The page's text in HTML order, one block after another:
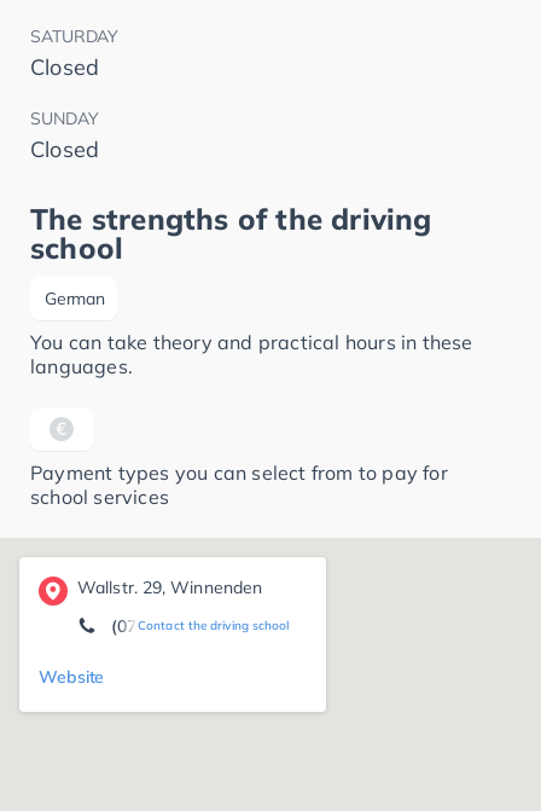
SATURDAY
Closed
SUNDAY
Closed
The strengths of the driving
school
German
You can take theory and practical hours in these
languages.
Payment types you can select from to pay for
school services
Wallstr. 29, Winnenden
Contact the driving school
(07195) 22 00
Website